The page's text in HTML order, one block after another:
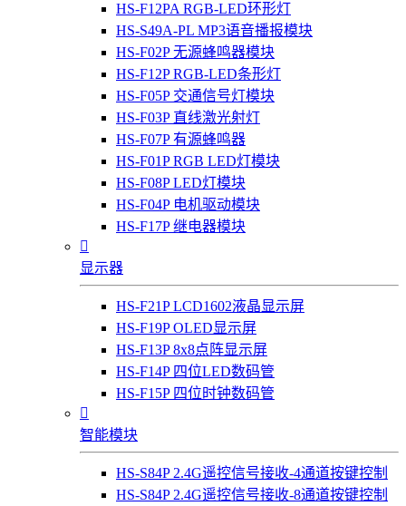
HS-F12PA RGB-LED环形灯
HS-S49A-PL MP3语音播报模块
HS-F02P 无源蜂鸣器模块
HS-F12P RGB-LED条形灯
HS-F05P 交通信号灯模块
HS-F03P 直线激光射灯
HS-F07P 有源蜂鸣器
HS-F01P RGB LED灯模块
HS-F08P LED灯模块
HS-F04P 电机驱动模块
HS-F17P 继电器模块

显示器
HS-F21P LCD1602液晶显示屏
HS-F19P OLED显示屏
HS-F13P 8x8点阵显示屏
HS-F14P 四位LED数码管
HS-F15P 四位时钟数码管

智能模块
HS-S84P 2.4G遥控信号接收-4通道按键控制
HS-S84P 2.4G遥控信号接收-8通道按键控制